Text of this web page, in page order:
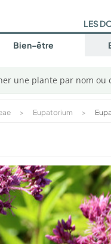
LES
Bien-être
une plante par nom ou
> Eupatorium >